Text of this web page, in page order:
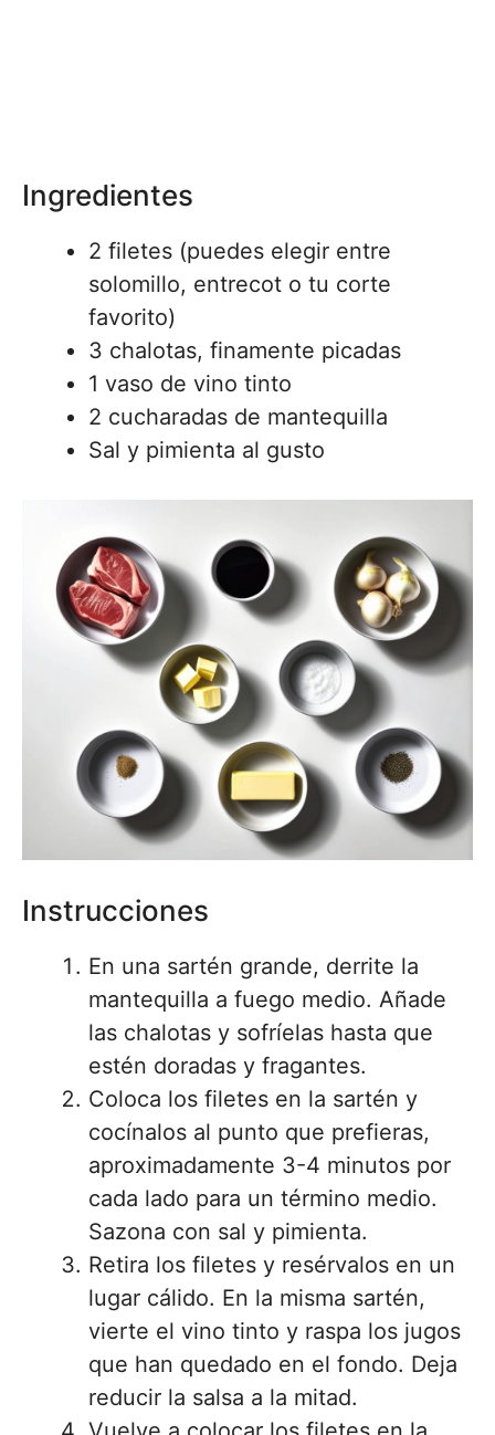
Ingredientes
2 filetes (puedes elegir entre
solomillo, entrecot o tu corte
favorito)
3 chalotas, finamente picadas
1 vaso de vino tinto
2 cucharadas de mantequilla
Sal y pimienta al gusto
Instrucciones
En una sartén grande, derrite la
mantequilla a fuego medio. Añade
las chalotas y sofríelas hasta que
estén doradas y fragantes.
Coloca los filetes en la sartén y
cocínalos al punto que prefieras,
aproximadamente 3-4 minutos por
cada lado para un término medio.
Sazona con sal y pimienta.
Retira los filetes y resérvalos en un
lugar cálido. En la misma sartén,
vierte el vino tinto y raspa los jugos
que han quedado en el fondo. Deja
reducir la salsa a la mitad.